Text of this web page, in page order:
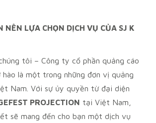
NÊN LỰA CHỌN DỊCH VỤ CỦA SJ K
tôi – Công ty cổ phần quảng cáo
hào là một trong những đơn vị quảng
Nam. Với sự ủy quyền từ đại diện
PROJECTION tại Việt Nam,
sẽ mang đến cho bạn một dịch vụ